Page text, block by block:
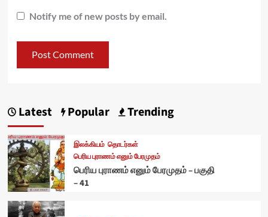
Notify me of new posts by email.
Latest Popular Trending
இலக்கியம் தொடர்கள்
பெரிய புராணம் எனும் பேரமுதம்
பெரிய புராணம் எனும் பேரமுதம் – பகுதி
– 41